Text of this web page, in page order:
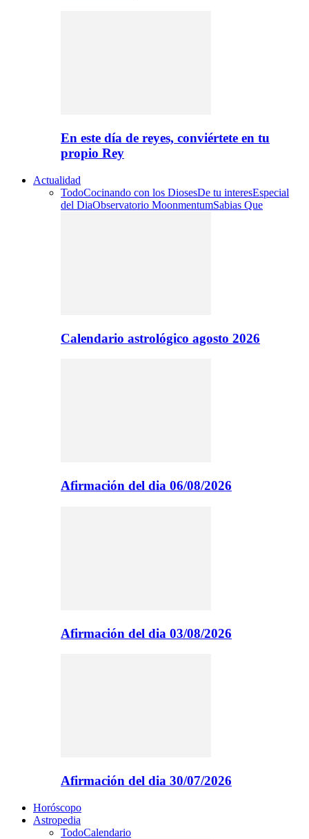
En este día de reyes, conviértete en tu
propio Rey
Actualidad
TodoCocinando con los DiosesDe tu interesEspecial
del DiaObservatorio MoonmentumSabias Que
Calendario astrológico agosto 2026
Afirmación del dia 06/08/2026
Afirmación del dia 03/08/2026
Afirmación del dia 30/07/2026
Horóscopo
Astropedia
TodoCalendario